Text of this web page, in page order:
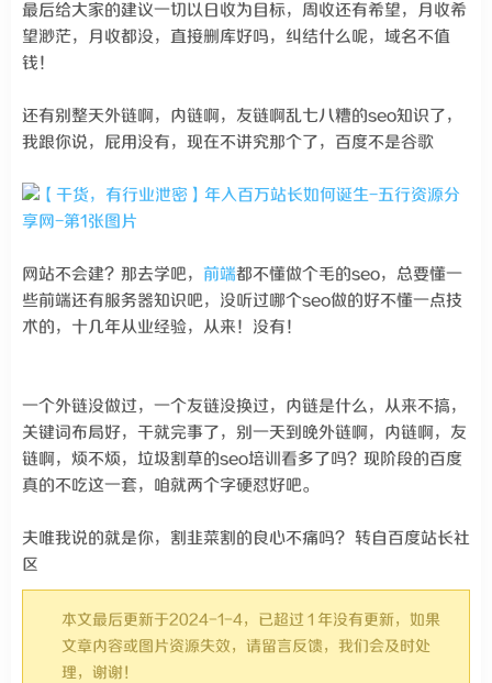
最后给大家的建议一切以日收为目标，周收还有希望，月收希
望渺茫，月收都没，直接删库好吗，纠结什么呢，域名不值
钱！
还有别整天外链啊，内链啊，友链啊乱七八糟的seo知识了，
我跟你说，屁用没有，现在不讲究那个了，百度不是谷歌
网站不会建？那去学吧， 前端都不懂做个毛的seo，总要懂一
些前端还有服务器知识吧，没听过哪个seo做的好不懂一点技
术的，十几年从业经验，从来！没有！
一个外链没做过，一个友链没换过，内链是什么，从来不搞，
关键词布局好，干就完事了，别一天到晚外链啊，内链啊，友
链啊，烦不烦，垃圾割草的seo培训看多了吗？现阶段的百度
真的不吃这一套，咱就两个字硬怼好吧。
夫唯我说的就是你，割韭菜割的良心不痛吗？ 转自百度站长社
区
本文最后更新于2024-1-4，已超过 1 年没有更新，如果
文章内容或图片资源失效，请留言反馈，我们会及时处
理，谢谢！